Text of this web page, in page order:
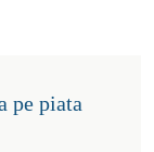
pe piata